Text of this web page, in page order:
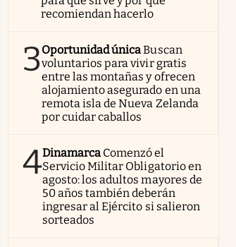
recomiendan hacerlo
3Oportunidad únicaBuscan
voluntarios para vivir gratis
entre las montañas y ofrecen
alojamiento asegurado en una
remota isla de Nueva Zelanda
por cuidar caballos
4Dinamarca Comenzó el
Servicio Militar Obligatorio en
agosto: los adultos mayores de
50 años también deberán
ingresar al Ejército si salieron
sorteados